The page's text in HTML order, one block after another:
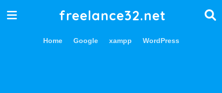
freelance32.net
Home Google xampp WordPress